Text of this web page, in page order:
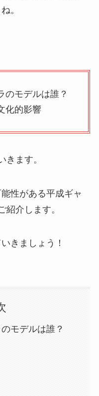
。
のモデルは誰？
化的影響
きます。
性がある平成ギャ
紹介します。
きましょう！
モデルは誰？